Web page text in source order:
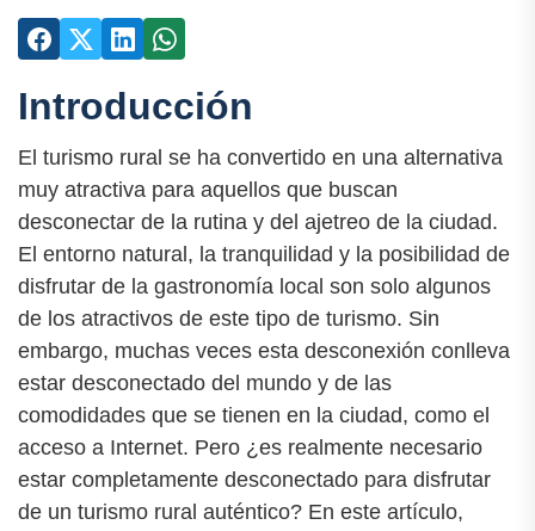
Introducción
El turismo rural se ha convertido en una alternativa
muy atractiva para aquellos que buscan
desconectar de la rutina y del ajetreo de la ciudad.
El entorno natural, la tranquilidad y la posibilidad de
disfrutar de la gastronomía local son solo algunos
de los atractivos de este tipo de turismo. Sin
embargo, muchas veces esta desconexión conlleva
estar desconectado del mundo y de las
comodidades que se tienen en la ciudad, como el
acceso a Internet. Pero ¿es realmente necesario
estar completamente desconectado para disfrutar
de un turismo rural auténtico? En este artículo,